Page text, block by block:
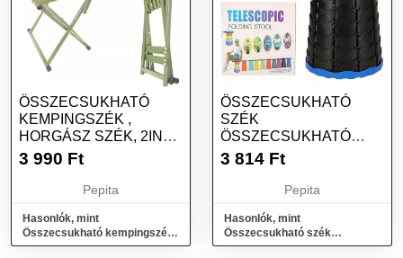
ÖSSZECSUKHATÓ
KEMPINGSZÉK ,
HORGÁSZ SZÉK, 2IN1-
BEN SZÉK VAGY SÁMLI
3 990 Ft
Pepita
Hasonlók, mint
Összecsukható kempingszék ,
horgász szék, 2in1-ben szék
ÖSSZECSUKHATÓ
SZÉK
ÖSSZECSUKHATÓ
SZÉK KÉK
3 814 Ft
Pepita
Hasonlók, mint
Összecsukható szék
összecsukható szék kék